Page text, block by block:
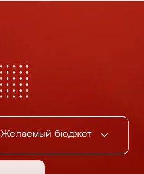
Желаемый бюджет